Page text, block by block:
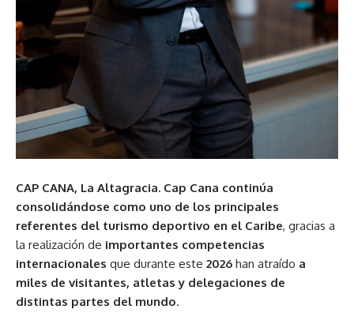
CAP CANA, La Altagracia. Cap Cana continúa
consolidándose como uno de los principales
referentes del turismo deportivo en el Caribe, gracias a
la realización de importantes competencias
internacionales que durante este 2026 han atraído a
miles de visitantes, atletas y delegaciones de
distintas partes del mundo.